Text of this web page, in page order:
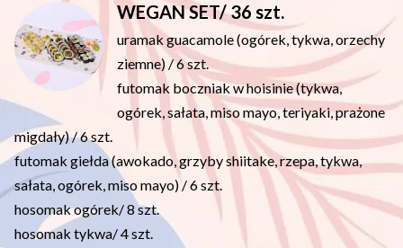
WEGAN SET/ 36 szt.
uramak guacamole (ogórek, tykwa, orzechy
ziemne) / 6 szt.
futomak boczniak w hoisinie (tykwa,
ogórek, sałata, miso mayo, teriyaki, prażone
migdały) / 6 szt.
futomak giełda (awokado, grzyby shiitake, rzepa, tykwa,
sałata, ogórek, miso mayo) / 6 szt.
hosomak ogórek/ 8 szt.
hosomak tykwa/ 4 szt.